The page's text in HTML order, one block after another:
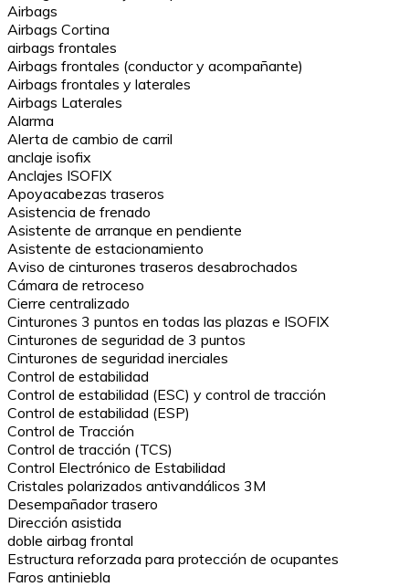
Airbags
Airbags Cortina
airbags frontales
Airbags frontales (conductor y acompañante)
Airbags frontales y laterales
Airbags Laterales
Alarma
Alerta de cambio de carril
anclaje isofix
Anclajes ISOFIX
Apoyacabezas traseros
Asistencia de frenado
Asistente de arranque en pendiente
Asistente de estacionamiento
Aviso de cinturones traseros desabrochados
Cámara de retroceso
Cierre centralizado
Cinturones 3 puntos en todas las plazas e ISOFIX
Cinturones de seguridad de 3 puntos
Cinturones de seguridad inerciales
Control de estabilidad
Control de estabilidad (ESC) y control de tracción
Control de estabilidad (ESP)
Control de Tracción
Control de tracción (TCS)
Control Electrónico de Estabilidad
Cristales polarizados antivandálicos 3M
Desempañador trasero
Dirección asistida
doble airbag frontal
Estructura reforzada para protección de ocupantes
Faros antiniebla